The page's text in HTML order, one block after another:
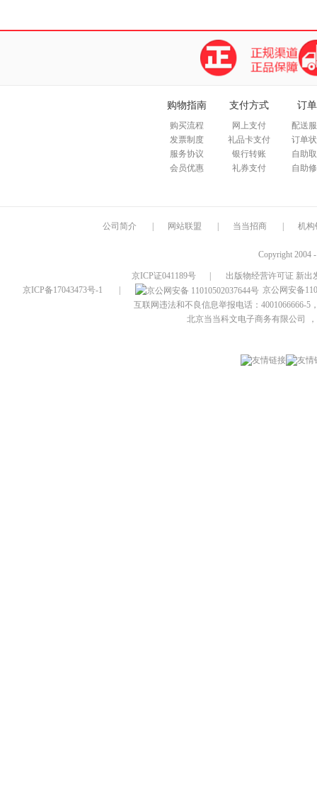
购物指南
购买流程
发票制度
服务协议
会员优惠
支付方式
网上支付
礼品卡支付
银行转账
礼券支付
订
配送
订单
自助
自助
公司简介 网站联盟 当当招商 机构
Copyright 2004
京ICP证041189号
出版物经营许可证 新出
京ICP备17043473号-1
京公网安备
互联网违法和不良信息举报电话：4001066666-5
北京当当科文电子商务有限公司